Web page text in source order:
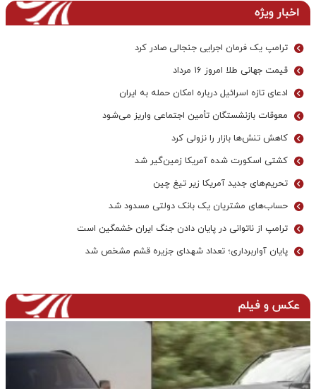
اخبار ویژه
ترامپ یک فرمان اجرایی جنجالی صادر کرد
قیمت جهانی طلا امروز ۱۶ مرداد
ادعای تازه اسرائیل درباره امکان حمله به ایران
معوقات بازنشستگان تأمین اجتماعی واریز می‌شود
کاهش تنش‌ها بازار را نزولی کرد
کشتی اسکورت شده آمریکا زمین‌گیر شد
تحریم‌های جدید آمریکا زیر تیغ چین
حساب‌های مشتریان یک بانک‌ دولتی مسدود شد
ترامپ از ناتوانی در پایان دادن جنگ ایران خشمگین است
پایان آواربرداری؛ تعداد شهدای جزیره قشم مشخص شد
عکس و فیلم